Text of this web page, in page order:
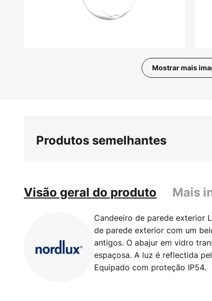
Mostrar mais
Galeria
Produtos semelhantes
Visão geral do produto Mais
Candeeiro de parede exterior
de parede exterior com um
antigos. O abajur em vidro
espaçosa. A luz é reflectida
Equipado com proteção IP54.